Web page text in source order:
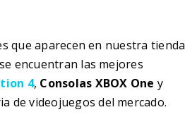
que aparecen en nuestra tienda
encuentran las mejores
4, Consolas XBOX One y
de videojuegos del mercado.